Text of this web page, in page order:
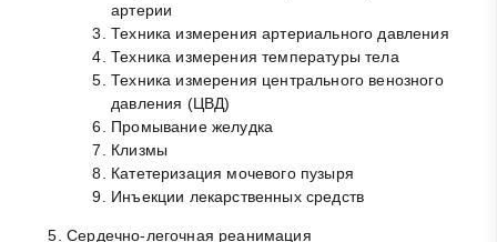
артерии
Техника измерения артериального давления
Техника измерения температуры тела
Техника измерения центрального венозного
давления (ЦВД)
Промывание желудка
Клизмы
Катетеризация мочевого пузыря
Инъекции лекарственных средств
Сердечно-легочная реанимация